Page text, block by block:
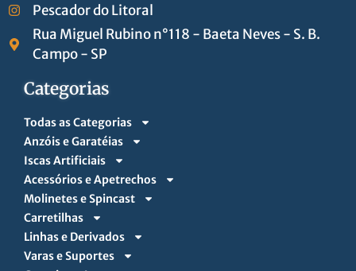
Pescador do Litoral
Rua Miguel Rubino n°118 - Baeta Neves - S. B.
Campo - SP
Categorias
Todas as Categorias
Anzóis e Garatéias
Iscas Artificiais
Acessórios e Apetrechos
Molinetes e Spincast
Carretilhas
Linhas e Derivados
Varas e Suportes